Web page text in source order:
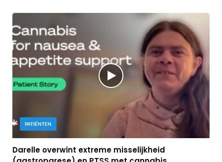
PATIËNTEN
Darelle overwint extreme misselijkheid